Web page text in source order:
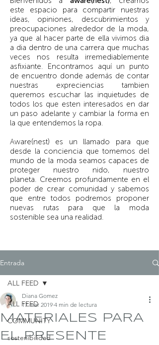
este espacio para compartir nuestras
ideas, opiniones, descubrimientos y
preocupaciones alrededor de la moda,
ya que al hacer parte de ella vivimos dia
a dia dentro de una carrera que muchas
veces nos resulta irremediablemente
asfixiante. Encontramos aquí un punto
de encuentro donde además de contar
nuestras expreciencias tambien
queremos escuchar las inquietudes de
todos los que esten interesados en dar
un paso adelante y cambiar la forma en
la que entendemos la ropa.
Aware(nest) es un llamado para que
desde la conciencia que tomemos del
mundo de la moda seamos capaces de
proteger nuestro nido, nuestro
planeta. Creemos profundamente en el
poder de crear comunidad y sabemos
que entre todos podremos proponer
nuevas rutas para que la moda
sostenible sea una realidad.
Entrada
ALL FEED
COMMUNITY
sostenibilidad
ALL FEED
MATERIALES PARA
EL PRESENTE
Diana Gomez
17 mar 2019 4 min de lectura